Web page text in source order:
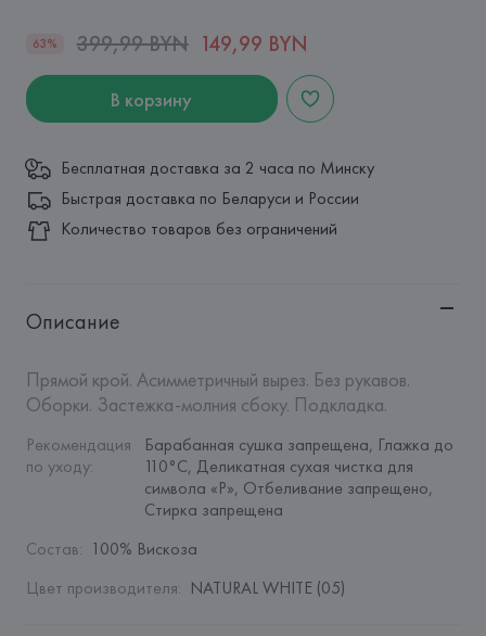
63% 399,99 BYN 149,99 BYN
В корзину
Бесплатная доставка за 2 часа по Минску
Быстрая доставка по Беларуси и России
Количество товаров без ограничений
Описание
Прямой крой. Асимметричный вырез. Без рукавов.
Оборки. Застежка-молния сбоку. Подкладка.
Рекомендация
по уходу:
Барабанная сушка запрещена, Глажка до
110°C, Деликатная сухая чистка для
символа «P», Отбеливание запрещено,
Стирка запрещена
Состав: 100% Вискоза
Цвет производителя: NATURAL WHITE (05)